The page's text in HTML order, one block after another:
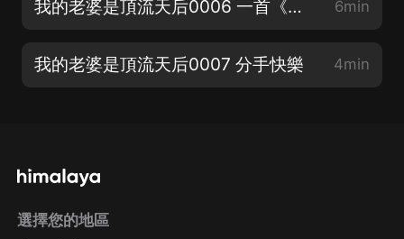
我的老婆是頂流天后0006 一首《體面》畫個句號 6min
我的老婆是頂流天后0007 分手快樂 4min
選擇您的地區